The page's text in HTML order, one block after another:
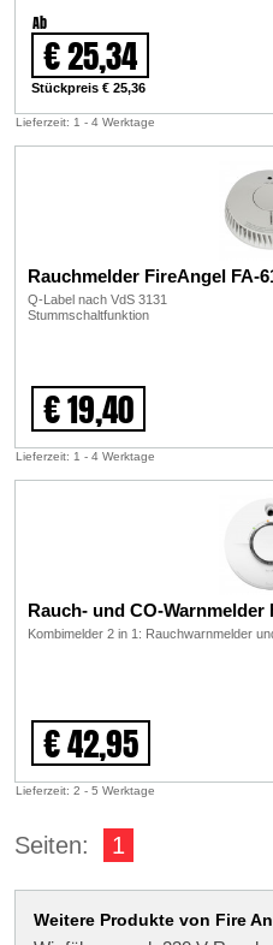
Ab
€ 25,34
Stückpreis € 25,36
Lieferzeit: 1 - 4 Werktage
Rauchmelder FireAngel FA-
Q-Label nach VdS 3131
Stummschaltfunktion
€ 19,40
Lieferzeit: 1 - 4 Werktage
Rauch- und CO-Warnmelder
Kombimelder 2 in 1: Rauchwarnmelder
€ 42,95
Lieferzeit: 2 - 5 Werktage
Seiten: 1
Weitere Produkte von Fire